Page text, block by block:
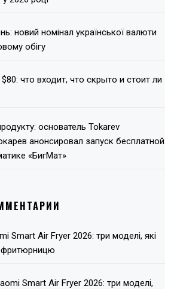
новий номінал української валюти
обігу
что входит, что скрыто и стоит ли
основатель Tokarev
анонсировал запуск бесплатной
«БигМат»
Smart Air Fryer 2026: три моделі, які
фритюрницю
Smart Air Fryer 2026: три моделі,